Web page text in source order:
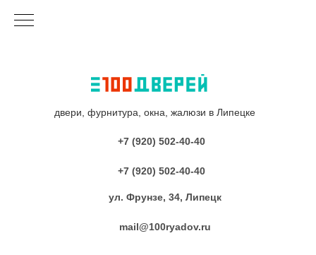
двери, фурнитура, окна, жалюзи в Липецке
+7 (920) 502-40-40
+7 (920) 502-40-40
ул. Фрунзе, 34, Липецк
mail@100ryadov.ru